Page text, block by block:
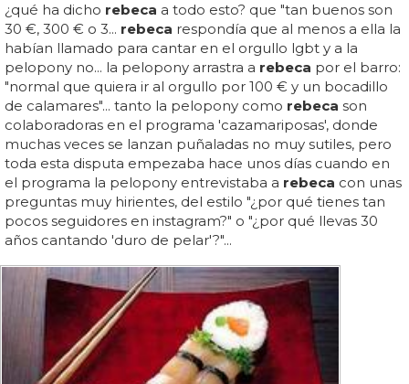
¿qué ha dicho rebeca a todo esto? que "tan buenos son
30 €, 300 € o 3... rebeca respondía que al menos a ella la
habían llamado para cantar en el orgullo lgbt y a la
pelopony no... la pelopony arrastra a rebeca por el barro:
"normal que quiera ir al orgullo por 100 € y un bocadillo
de calamares"... tanto la pelopony como rebeca son
colaboradoras en el programa 'cazamariposas', donde
muchas veces se lanzan puñaladas no muy sutiles, pero
toda esta disputa empezaba hace unos días cuando en
el programa la pelopony entrevistaba a rebeca con unas
preguntas muy hirientes, del estilo "¿por qué tienes tan
pocos seguidores en instagram?" o "¿por qué llevas 30
años cantando 'duro de pelar'?"...